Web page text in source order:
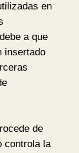
en
a que
insertado
de
controla la